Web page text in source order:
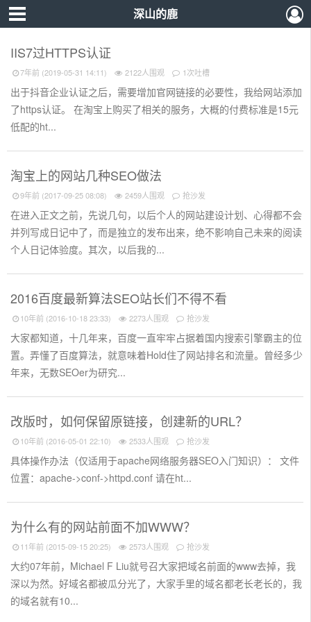
深山的鹿
IIS7过HTTPS认证
7年前 (2019-05-31 14:11) 2122人围观 1次吐槽
出于抖音企业认证之后，需要增加官网链接的必要性，我给网站添加
了https认证。 在淘宝上购买了相关的服务，大概的付费标准是15元
低配的ht...
淘宝上的网站几种SEO做法
9年前 (2017-09-25 08:08) 2459人围观 抢沙发
在进入正文之前，先说几句，以后个人的网站建设计划、心得都不会
并列写成日记中了，而是独立的发布出来，绝不影响自己未来的阅读
个人日记体验度。其次，以后我的...
2016百度最新算法SEO站长们不得不看
10年前 (2016-10-18 23:33) 2273人围观 抢沙发
大家都知道，十几年来，百度一直牢牢占据着国内搜索引擎霸主的位
置。弄懂了百度算法，就意味着Hold住了网站排名和流量。曾经多少
年来，无数SEOer为研究...
改版时，如何保留原链接，创建新的URL？
10年前 (2016-05-01 22:10) 2533人围观 抢沙发
具体操作办法（仅适用于apache网络服务器SEO入门知识）： 文件
位置：apache->conf->httpd.conf 请在ht...
为什么有的网站前面不加WWW？
11年前 (2015-09-15 20:25) 2573人围观 抢沙发
大约07年前，Michael F Liu就号召大家把域名前面的www去掉，我
深以为然。好域名都被瓜分光了，大家手里的域名都老长老长的，我
的域名就有10...